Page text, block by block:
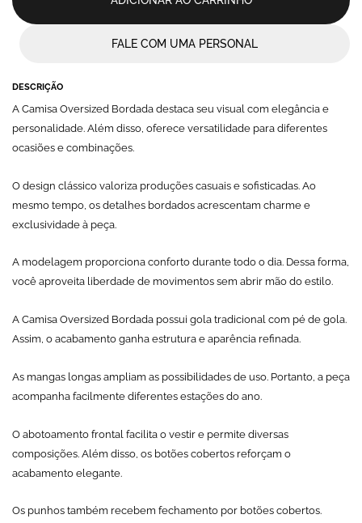
FALE COM UMA PERSONAL
DESCRIÇÃO
A Camisa Oversized Bordada destaca seu visual com elegância e
personalidade. Além disso, oferece versatilidade para diferentes
ocasiões e combinações.
O design clássico valoriza produções casuais e sofisticadas. Ao
mesmo tempo, os detalhes bordados acrescentam charme e
exclusividade à peça.
A modelagem proporciona conforto durante todo o dia. Dessa forma,
você aproveita liberdade de movimentos sem abrir mão do estilo.
A Camisa Oversized Bordada possui gola tradicional com pé de gola.
Assim, o acabamento ganha estrutura e aparência refinada.
As mangas longas ampliam as possibilidades de uso. Portanto, a peça
acompanha facilmente diferentes estações do ano.
O abotoamento frontal facilita o vestir e permite diversas
composições. Além disso, os botões cobertos reforçam o
acabamento elegante.
Os punhos também recebem fechamento por botões cobertos.